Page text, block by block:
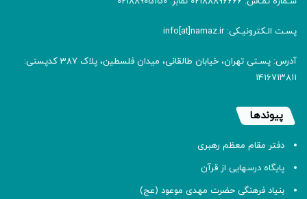
پسـت الـکترونیـکی: info[at]namaz.ir
آدرس: پسـتی تهران، خیابان طالقانی، میدان فلسطین، پلاک 387 کدپستی:
۱۴۱۶۷۱۳۸۱۱
پیوندها
دفتر مقام معظم رهبری
پایگاه درسهایی از قرآن
بنیاد فرهنگی حضرت مهدی موعود (عج)